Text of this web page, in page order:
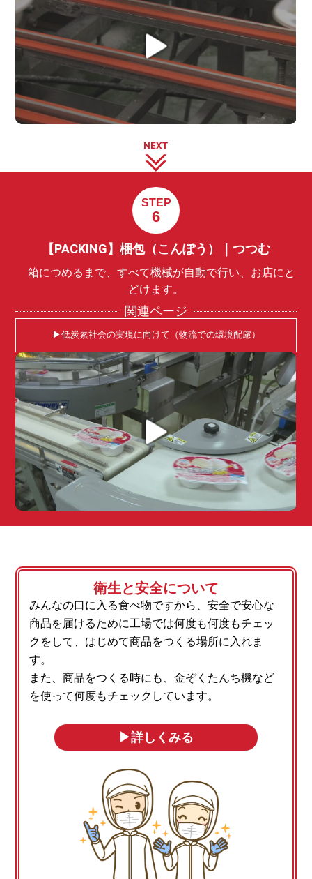
NEXT
STEP
6
【PACKING】梱包（こんぽう）｜つつむ
箱につめるまで、すべて機械が自動で行い、お店にと
どけます。
関連ページ
▶︎低炭素社会の実現に向けて（物流での環境配慮）
衛生と安全について
みんなの口に入る食べ物ですから、安全で安心な
商品を届けるために工場では何度も何度もチェッ
クをして、はじめて商品をつくる場所に入れま
す。
また、商品をつくる時にも、金ぞくたんち機など
を使って何度もチェックしています。
▶︎詳しくみる